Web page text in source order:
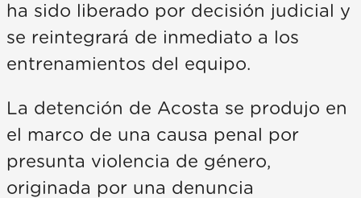
ha sido liberado por decisión judicial y
se reintegrará de inmediato a los
entrenamientos del equipo.
La detención de Acosta se produjo en
el marco de una causa penal por
presunta violencia de género,
originada por una denuncia